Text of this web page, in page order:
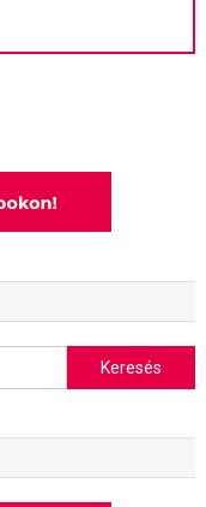
Keresés: